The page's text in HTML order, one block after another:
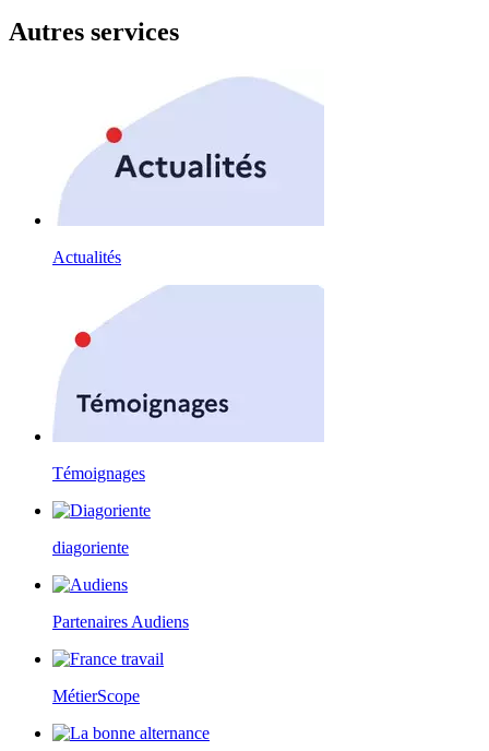
Autres services
Actualités
Témoignages
diagoriente
Partenaires Audiens
MétierScope